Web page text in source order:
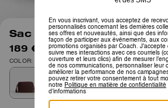
1/6
Sac Bandoulière Colton 25
189 € 295 €
COLOR: Argent/Érable